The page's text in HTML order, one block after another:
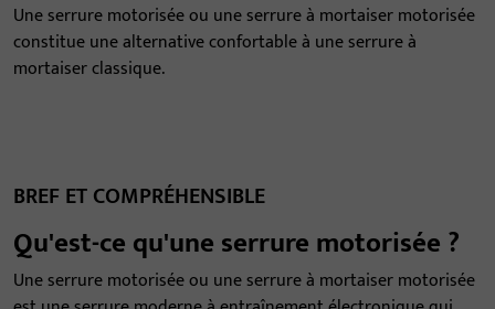
Une serrure motorisée ou une serrure à mortaiser motorisée
constitue une alternative confortable à une serrure à
mortaiser classique.
BREF ET COMPRÉHENSIBLE
Qu'est-ce qu'une serrure motorisée ?
Une serrure motorisée ou une serrure à mortaiser motorisée